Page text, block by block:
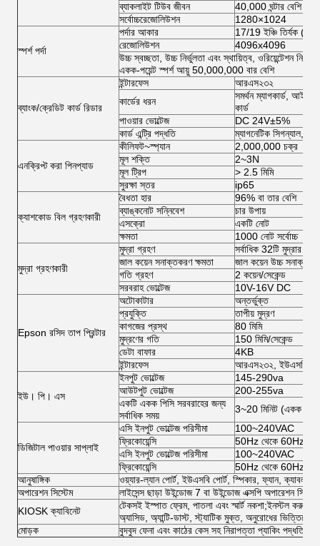
ব্যাকলাইট টিউব জীবন
40,000 ঘন্টার বেশি
সর্বোচ্চরেজোলিউশন
1280×1024
স্পর্শ পর্দা
পর্দার আকার
17/19 ইঞ্চি তির্যক (8
রেজোলিউশন
4096x4096
উচ্চ স্বচ্ছতা, উচ্চ নির্ভুলতা এবং স্থায়িত্ব, ওরিয়েন্টেশন
একক-পয়েন্ট স্পর্শ আয়ু 50,000,000 বার বেশি
ব্যাংক/ক্রেডিট কার্ড রিডার
ইন্টারফেস
আরএস২৩২
কার্ডের ধরন
সমর্থন ম্যাগকার্ড,
কার্ড
পাওয়ার ভোল্টেজ
DC 24V±5%
কার্ড এন্ট্রি পদ্ধতি
ম্যাগনেটিক সিগন্যাল,
এনক্রিপ্ট করা পিনপ্যাড
কীলিফট~স্প্যান
2,000,000 চক্র
মূল শক্তি
2~3N
মূল ট্রিপ
> 2.5 মিমি
সুরক্ষা স্তর
ip65
ক্যাশকোড বিল গ্রহণকারী
বৈধতা হার
96% বা তার বেশি
ব্যাঙ্কনোট সন্নিবেশ
চার উপায়
এসক্রো
একটি নোট
ক্ষমতা
1000 নোট সর্বোচ্চ
মুদ্রা গ্রহণকারী
মুদ্রা গ্রহণ
সর্বাধিক 32টি মুদ্রার
জাল কয়েন সনাক্তকরণ ক্ষমতা
জাল কয়েন উচ্চ
গতি গ্রহণ
2 কয়েন/সেকেন্ড
সরবরাহ ভোল্টেজ
10V-16V DC
Epson রসিদ তাপ প্রিন্টার
অটোকাটার
অন্তর্ভুক্ত
প্রযুক্তি
তাপীয় মুদ্রণ
কাগজের প্রস্থ
80 মিমি
মুদ্রণের গতি
150 মিমি/সেকেন্ড
ডেটা বাফার
4KB
ইন্টারফেস
আরএস২৩২, ইউএসবি
ইউ। পি। এস
ইনপুট ভোল্টেজ
145-290va
আউটপুট ভোল্টেজ
200-255va
একটি একক পিসি সরবরাহের জন্য
সর্বাধিক সময়
3~20 মিনিট (একক
ডিজিটাল পাওয়ার সাপ্লাই
এসি ইনপুট ভোল্টেজ পরিসীমা
100~240VAC
ফ্রিকোয়েন্সি
50Hz থেকে 60Hz
এসি ইনপুট ভোল্টেজ পরিসীমা
100~240VAC
ফ্রিকোয়েন্সি
50Hz থেকে 60Hz
আনুষাঙ্গিক
ওয়্যার-ল্যান পোর্ট, ইউএসবি পোর্ট, স্পিকার, ফ্যান, ক্যাবল,
অপারেশন সিস্টেম
লাইসেন্স ছাড়া উইন্ডোজ 7 বা উইন্ডোজ এক্সপি অপারেশন সিস্টেম
KIOSK ক্যাবিনেট
টেকসই ইস্পাত ফ্রেম, পাতলা এবং স্মার্ট নকশা;ইনস্টল করুন
অ্যাসিড, অ্যান্টি-ডাস্ট, স্ট্যাটিক মুক্ত, অনুরোধের ভিত্তিতে
মোড়ক
বুদবুদ ফেনা এবং কাঠের কেস সহ নিরাপত্তা প্যাকিং পদ্ধতি